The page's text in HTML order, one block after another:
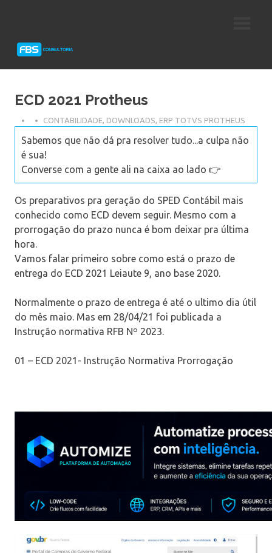
Protheus
ECD 2021 Protheus
CONTABILIDADE, DOWNLOADS, ERP TOTVS PROTHEUS
Sabemos que não dá pra resolver tudo...a culpa não
é sua!
Converse com a gente ali na caixa ao lado 👉
Os preparativos pra geração do SPED Contábil mais
conhecido como ECD devem seguir. Mesmo com a
prorrogação do prazo nunca é bom deixar pra última
hora.
Vamos falar primeiro sobre como está o prazo de
entrega do ECD 2021 Leiaute 9, ano base 2020.
Normalmente o prazo de entrega é até o ultimo dia útil
do mês maio. Mas em 28/04/21 foi publicada a
Instrução normativa RFB Nº 2023.
01 – ECD 2021- Instrução Normativa Prorrogação